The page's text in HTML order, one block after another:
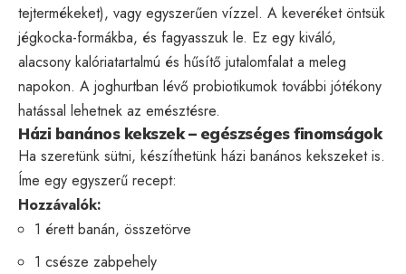
tejtermékeket), vagy egyszerűen vízzel. A keveréket öntsük
jégkocka-formákba, és fagyasszuk le. Ez egy kiváló,
alacsony kalóriatartalmú és hűsítő jutalomfalat a meleg
napokon. A joghurtban lévő probiotikumok további jótékony
hatással lehetnek az emésztésre.
Házi banános kekszek – egészséges finomságok
Ha szeretünk sütni, készíthetünk házi banános kekszeket is.
Íme egy egyszerű recept:
Hozzávalók:
1 érett banán, összetörve
1 csésze zabpehely